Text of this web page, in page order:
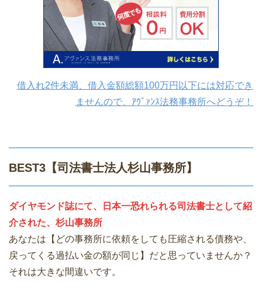
借入れ2件未満、借入金額総額100万円以下には対応でき
ませんので、ｱｳﾞｧﾝｽ法務事務所へどうぞ！
BEST3【司法書士法人杉山事務所】
ダイヤモンド誌にて、日本一恐れられる司法書士として紹
介された、杉山事務所
あなたは【どの事務所に依頼をしても圧縮される債務や、
戻ってくる過払い金の額が同じ】だと思っていませんか？
それは大きな間違いです。